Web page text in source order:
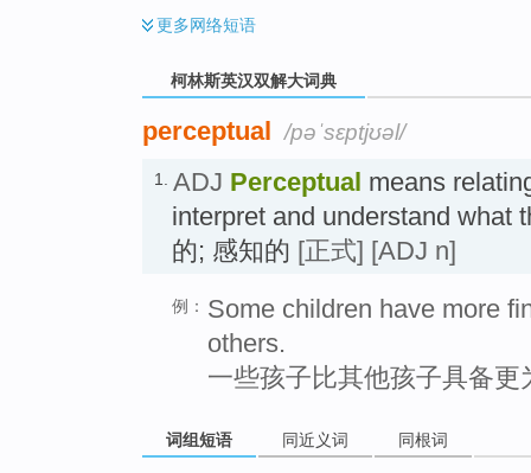
更多网络短语
柯林斯英汉双解大词典
perceptual /pəˈsɛptjʊəl/
1. ADJ Perceptual means
interpret and understand what
的; 感知的 [正式] [ADJ n]
例： Some children have more
others.
一些孩子比其他孩子具备
词组短语 同近义词 同根词